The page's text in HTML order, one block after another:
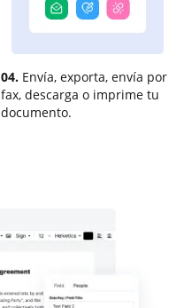
04. Envía, exporta, envía por
fax, descarga o imprime tu
documento.